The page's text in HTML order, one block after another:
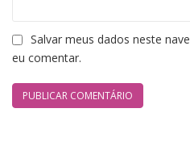
Salvar meus dados neste
eu comentar.